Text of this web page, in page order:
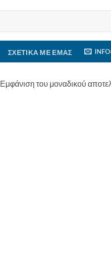
ΣΧΕΤΙΚΆ ΜΕ ΕΜΆΣ
Εμφάνιση του μοναδικού